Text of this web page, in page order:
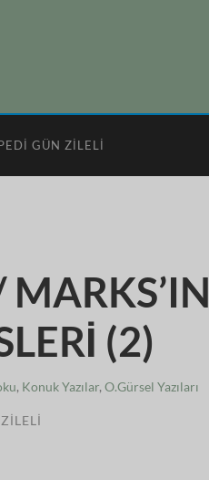
GÜN ZILELI
(2)
, Konuk Yazılar, O.Gürsel Yazıları